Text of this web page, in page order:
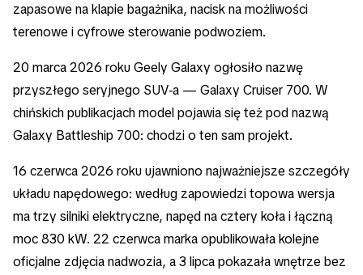
zapasowe na klapie bagażnika, nacisk na możliwości
terenowe i cyfrowe sterowanie podwoziem.
20 marca 2026 roku Geely Galaxy ogłosiło nazwę
przyszłego seryjnego SUV-a — Galaxy Cruiser 700. W
chińskich publikacjach model pojawia się też pod nazwą
Galaxy Battleship 700: chodzi o ten sam projekt.
16 czerwca 2026 roku ujawniono najważniejsze szczegóły
układu napędowego: według zapowiedzi topowa wersja
ma trzy silniki elektryczne, napęd na cztery koła i łączną
moc 830 kW. 22 czerwca marka opublikowała kolejne
oficjalne zdjęcia nadwozia, a 3 lipca pokazała wnętrze bez